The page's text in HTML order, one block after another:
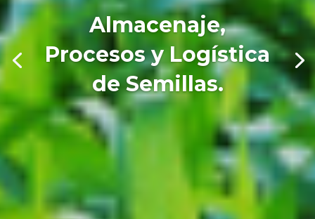
Almacenaje,
Procesos y Logística
de Semillas.